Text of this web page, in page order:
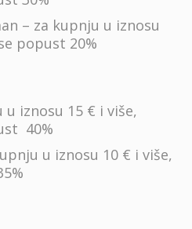
– za kupnju u iznosu
popust 20%
iznosu 15 € i više,
40%
u iznosu 10 € i više,